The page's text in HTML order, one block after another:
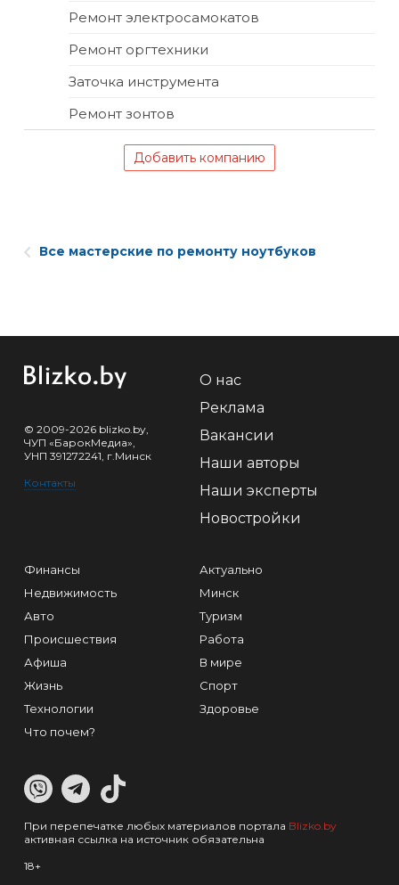
Ремонт электросамокатов
Ремонт оргтехники
Заточка инструмента
Ремонт зонтов
Добавить компанию
Все мастерские по ремонту ноутбуков
© 2009-2026 blizko.by,
ЧУП «БарокМедиа»,
УНП 391272241, г.Минск
Контакты
О нас
Реклама
Вакансии
Наши авторы
Наши эксперты
Новостройки
Финансы
Недвижимость
Авто
Происшествия
Афиша
Жизнь
Технологии
Что почем?
Актуально
Минск
Туризм
Работа
В мире
Спорт
Здоровье
При перепечатке любых материалов портала Blizko.by
активная ссылка на источник обязательна
18+